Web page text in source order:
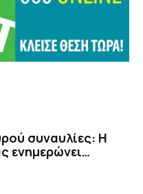
συναυλίες: Η
ενημερώνει…